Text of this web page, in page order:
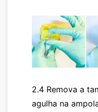
2.4 Remova a
agulha na